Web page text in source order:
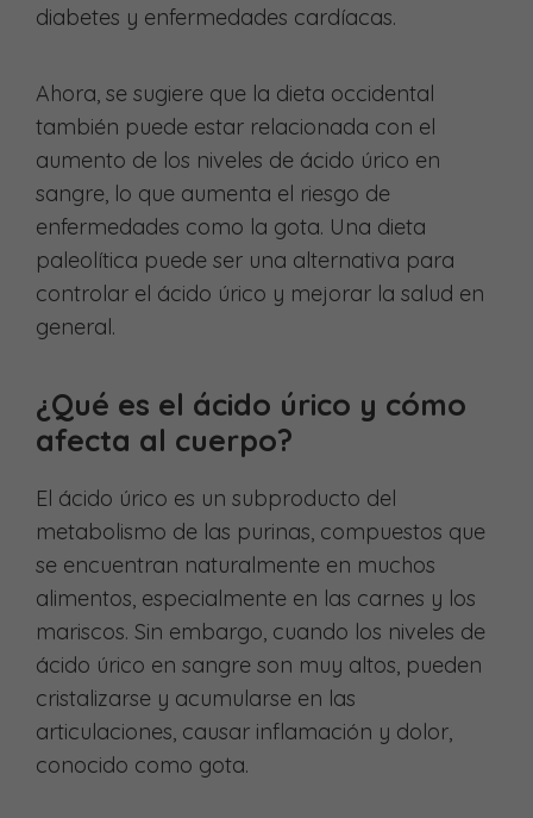
diabetes y enfermedades cardíacas.
Ahora, se sugiere que la dieta occidental
también puede estar relacionada con el
aumento de los niveles de ácido úrico en
sangre, lo que aumenta el riesgo de
enfermedades como la gota. Una dieta
paleolítica puede ser una alternativa para
controlar el ácido úrico y mejorar la salud en
general.
¿Qué es el ácido úrico y cómo
afecta al cuerpo?
El ácido úrico es un subproducto del
metabolismo de las purinas, compuestos que
se encuentran naturalmente en muchos
alimentos, especialmente en las carnes y los
mariscos. Sin embargo, cuando los niveles de
ácido úrico en sangre son muy altos, pueden
cristalizarse y acumularse en las
articulaciones, causar inflamación y dolor,
conocido como gota.